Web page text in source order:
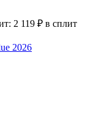
2 119 ₽ в сплит
2026